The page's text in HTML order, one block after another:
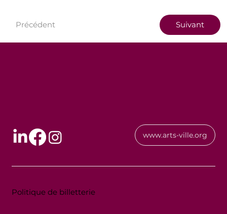
Précédent Suivant
www.arts-ville.org
Politique de billetterie